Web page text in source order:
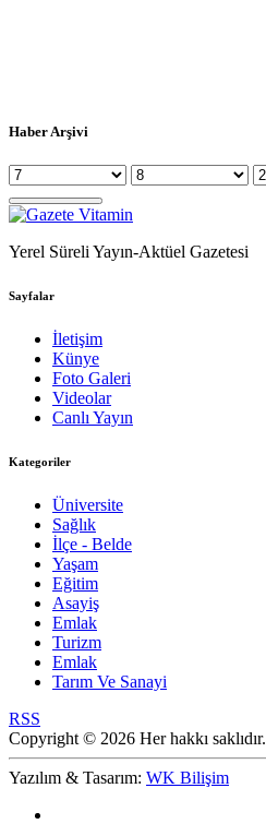
Haber Arşivi
Yerel Süreli Yayın-Aktüel Gazetesi
Sayfalar
İletişim
Künye
Foto Galeri
Videolar
Canlı Yayın
Kategoriler
Üniversite
Sağlık
İlçe - Belde
Yaşam
Eğitim
Asayiş
Emlak
Turizm
Emlak
Tarım Ve Sanayi
RSS
Copyright © 2026 Her hakkı saklıdır.
Yazılım & Tasarım: WK Bilişim